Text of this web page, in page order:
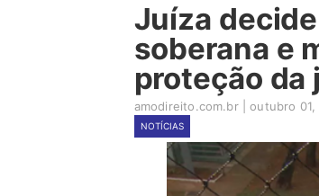
Juíza
soberana e
proteção da
amodireito.com.br outubro 01,
NOTÍCIAS